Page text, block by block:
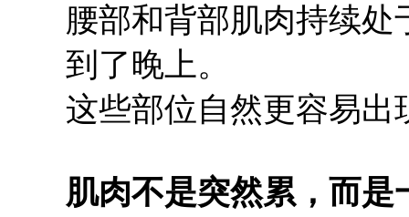
腰部和背部肌肉持续处
到了晚上。
这些部位自然更容易出
肌肉不是突然累，而